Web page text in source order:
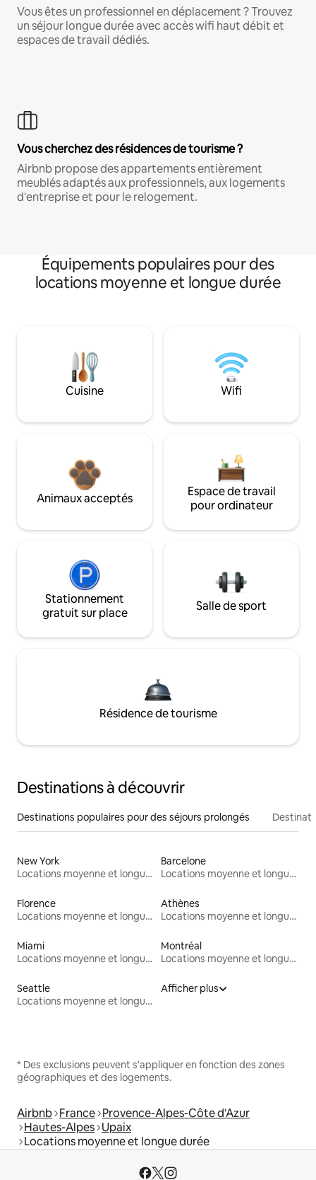
Vous êtes un professionnel en déplacement ? Trouvez
un séjour longue durée avec accès wifi haut débit et
espaces de travail dédiés.
Vous cherchez des résidences de tourisme ?
Airbnb propose des appartements entièrement
meublés adaptés aux professionnels, aux logements
d'entreprise et pour le relogement.
Équipements populaires pour des
locations moyenne et longue durée
Cuisine Wifi
Animaux acceptés
Espace de travail
pour ordinateur
Stationnement
gratuit sur place
Salle de sport
Résidence de tourisme
Destinations à découvrir
Destinations populaires pour des séjours prolongés
New York
Locations moyenne et longue durée
Barcelone
Locations moyenne et longue durée
Florence
Locations moyenne et longue durée
Athènes
Locations moyenne et longue durée
Miami
Locations moyenne et longue durée
Montréal
Locations moyenne et longue durée
Seattle
Locations moyenne et longue durée
Afficher plus
* Des exclusions peuvent s'appliquer en fonction des zones
géographiques et des logements.
Airbnb France Provence-Alpes-Côte d'Azur
Hautes-Alpes Upaix
Locations moyenne et longue durée